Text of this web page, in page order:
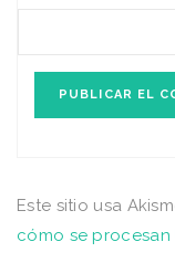
Este sitio usa
cómo se